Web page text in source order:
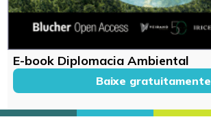
E-book Diplomacia Ambiental
Baixe gratuitamente